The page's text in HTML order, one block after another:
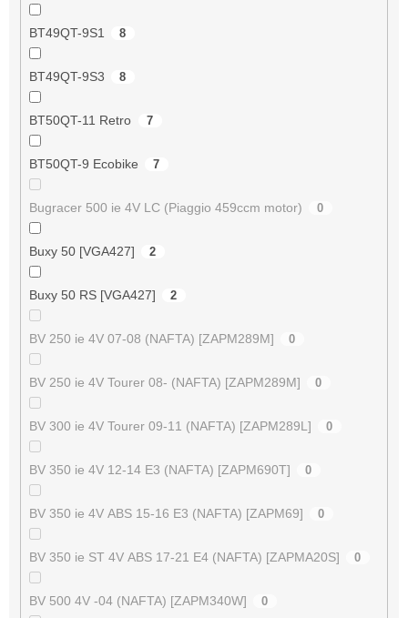
BT49QT-9S1 8
BT49QT-9S3 8
BT50QT-11 Retro 7
BT50QT-9 Ecobike 7
Bugracer 500 ie 4V LC (Piaggio 459ccm motor) 0
Buxy 50 [VGA427] 2
Buxy 50 RS [VGA427] 2
BV 250 ie 4V 07-08 (NAFTA) [ZAPM289M] 0
BV 250 ie 4V Tourer 08- (NAFTA) [ZAPM289M] 0
BV 300 ie 4V Tourer 09-11 (NAFTA) [ZAPM289L] 0
BV 350 ie 4V 12-14 E3 (NAFTA) [ZAPM690T] 0
BV 350 ie 4V ABS 15-16 E3 (NAFTA) [ZAPM69] 0
BV 350 ie ST 4V ABS 17-21 E4 (NAFTA) [ZAPMA20S] 0
BV 500 4V -04 (NAFTA) [ZAPM340W] 0